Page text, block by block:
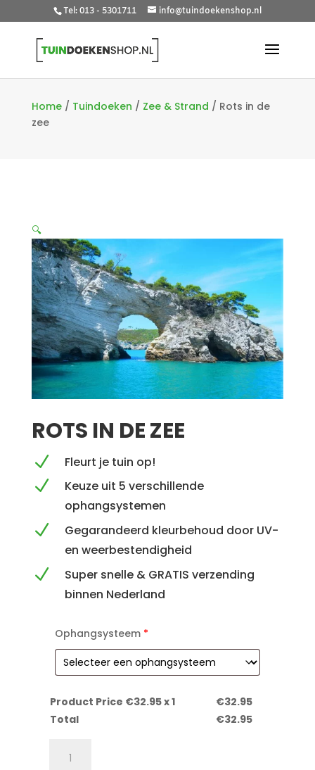
Tel: 013 - 5301711 info@tuindoekenshop.nl
Home/ Tuindoeken / Zee & Strand / Rots in de
zee
🔍
ROTS IN DE ZEE
N Fleurt je tuin op!
N
Keuze uit 5 verschillende
ophangsystemen
N
Gegarandeerd kleurbehoud door UV-
en weerbestendigheid
N
Super snelle & GRATIS verzending
binnen Nederland
Ophangsysteem*
Product Price €32.95x 1 €32.95
Total
€32.95